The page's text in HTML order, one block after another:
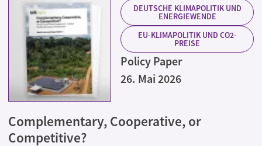
DEUTSCHE KLIMAPOLITIK UND
ENERGIEWENDE
EU-KLIMAPOLITIK UND CO2-
PREISE
Policy Paper
26. Mai 2026
Complementary, Cooperative, or
Competitive?